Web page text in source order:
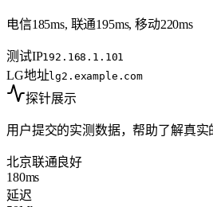
电信185ms, 联通195ms, 移动220ms
测试IP192.168.1.101
LG地址lg2.example.com
探针展示
用户提交的实测数据，帮助了解真实
北京联通 良好
180ms
延迟